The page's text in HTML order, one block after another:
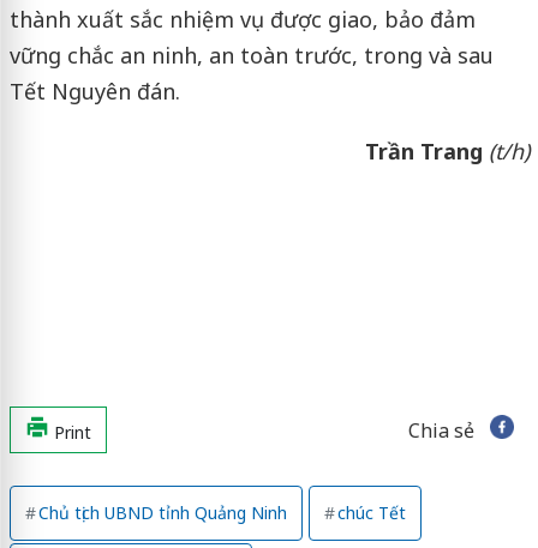
thành xuất sắc nhiệm vụ được giao, bảo đảm
vững chắc an ninh, an toàn trước, trong và sau
Tết Nguyên đán.
Trần Trang (t/h)
Print Chia sẻ
Chủ tịch UBND tỉnh Quảng Ninh chúc Tết